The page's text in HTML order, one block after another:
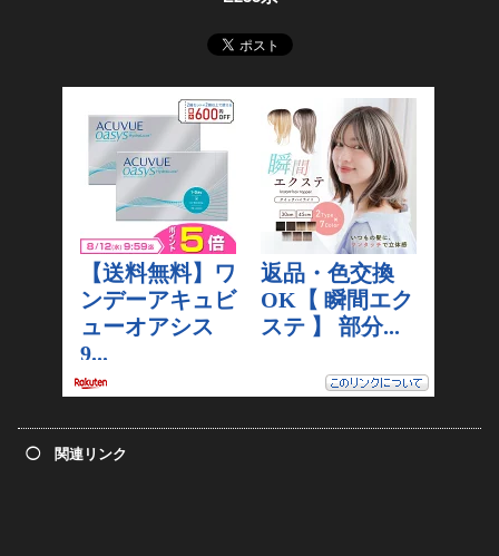
◯ 関連リンク